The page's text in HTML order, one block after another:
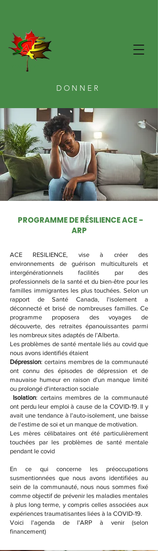
CAE ACE
DONNER
PROGRAMME DE RÉSILIENCE ACE -
ARP
ACE RESILIENCE, vise à créer des
environnements de guérison multiculturels et
intergénérationnels facilités par des
professionnels de la santé et du bien-être pour les
familles immigrantes les plus touchées. Selon un
rapport de Santé Canada, l'isolement a
déconnecté et brisé de nombreuses familles. Ce
programme proposera des voyages de
découverte, des retraites épanouissantes parmi
les nombreux sites adaptés de l'Alberta.
Les problèmes de santé mentale liés au covid que
nous avons identifiés étaient
Dépression: certains membres de la communauté
ont connu des épisodes de dépression et de
mauvaise humeur en raison d'un manque limité
ou prolongé d'interaction sociale
Isolation: certains membres de la communauté
ont perdu leur emploi à cause de la COVID-19. Il y
avait une tendance à l'auto-isolement, une baisse
de l'estime de soi et un manque de motivation.
Les mères célibataires ont été particulièrement
touchées par les problèmes de santé mentale
pendant le covid
En ce qui concerne les préoccupations
susmentionnées que nous avons identifiées au
sein de la communauté, nous nous sommes fixé
comme objectif de prévenir les maladies mentales
à plus long terme, y compris celles associées aux
expériences traumatisantes liées à la COVID-19.
Voici l'agenda de l'ARP à venir (selon
financement)